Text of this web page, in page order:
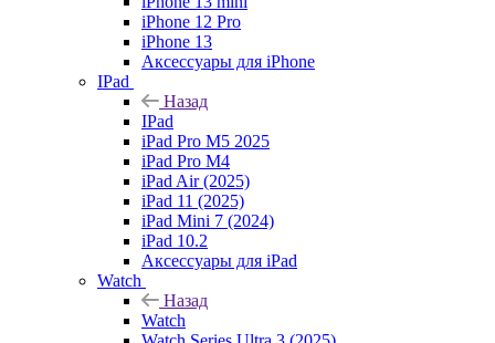
iPhone 12 Pro
iPhone 13
Аксессуары для iPhone
IPad
Назад
IPad
iPad Pro M5 2025
iPad Pro M4
iPad Air (2025)
iPad 11 (2025)
iPad Mini 7 (2024)
iPad 10.2
Аксессуары для iPad
Watch
Назад
Watch